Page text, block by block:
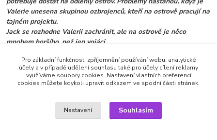
Valerie unesena skupinou ozbrojenců, kteří na ostrově pracují na
tajném projektu.
Jack se rozhodne Valerii zachránit, ale na ostrově je něco
mnohem horšího, než jen vojáci...
Zboží zařazeno v kategoriích
Pro základní funkčnost, zpříjemnění používání webu, analytické
účely a v případě udělení souhlasu také pro účely cílení reklamy
využíváme soubory cookies. Nastavení vlastních preferencí
cookies můžete kdykoli upravit odkazem ve spodní části stránek.
Nastavení Souhlasím